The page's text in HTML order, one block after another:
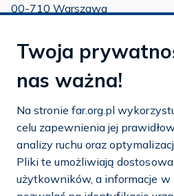
00-710 Warszawa
tel.:22 651 88 03
22 858 26 39
tel.:22 642 22 91
e-mail:info@far.org.pl
Dostosuj
Twoja
nas ważna!
Na stronie far.org.pl
celu zapewnienia jej
analizy ruchu oraz
Pliki te umożliwiają
użytkowników, a informacje